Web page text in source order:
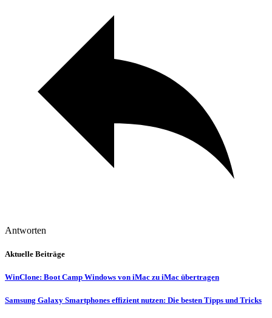
Antworten
Aktuelle Beiträge
WinClone: Boot Camp Windows von iMac zu iMac übertragen
Samsung Galaxy Smartphones effizient nutzen: Die besten Tipps und Tricks